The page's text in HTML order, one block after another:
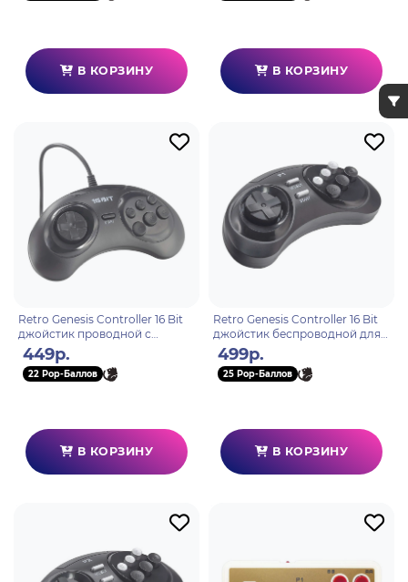
В КОРЗИНУ В КОРЗИНУ
Retro Genesis Controller 16 Bit
джойстик проводной с
кнопкой Mode
449р.
22 Pop-Баллов
В КОРЗИНУ
Retro Genesis Controller 16 Bit
джойстик беспроводной для
HD Ultra, P1
499р.
25 Pop-Баллов
В КОРЗИНУ